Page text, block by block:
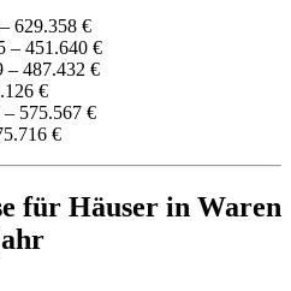
629.358 €
– 451.640 €
– 487.432 €
€
– 575.567 €
€
für Häuser in Waren